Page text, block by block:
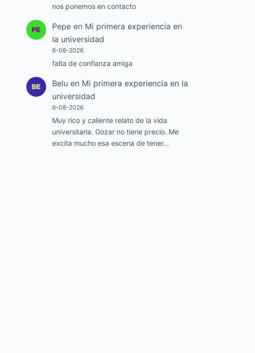
nos ponemos en contacto
Pepe en Mi primera experiencia en
la universidad
6-08-2026
falta de confianza amiga
Belu en Mi primera experiencia en la
universidad
6-08-2026
Muy rico y caliente relato de la vida
universitaria. Gozar no tiene precio. Me
excita mucho esa escena de tener…